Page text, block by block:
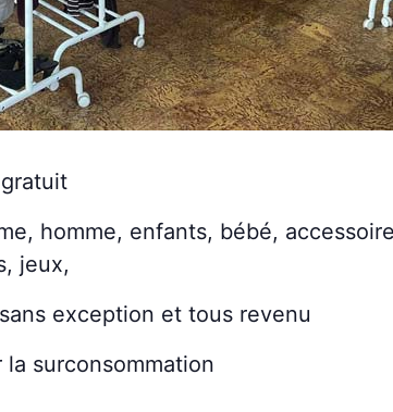
homme, enfants, bébé,
jeux,
exception et tous revenu
surconsommation